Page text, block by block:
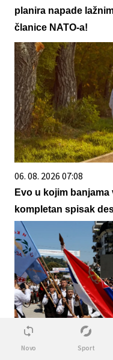
planira napade
članice NATO-a!
06. 08. 2026 07:08
Evo u kojim banjama
kompletan spisak
06. 08. 2026 06:32
Novo Sport